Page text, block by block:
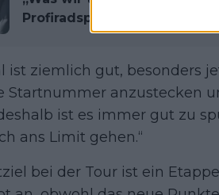
Profiradsport sei weit
ist ziemlich gut, besonders
Startnummer anzustecken
ist es immer gut zu
ans Limit gehen.“
bei der Tour ist ein